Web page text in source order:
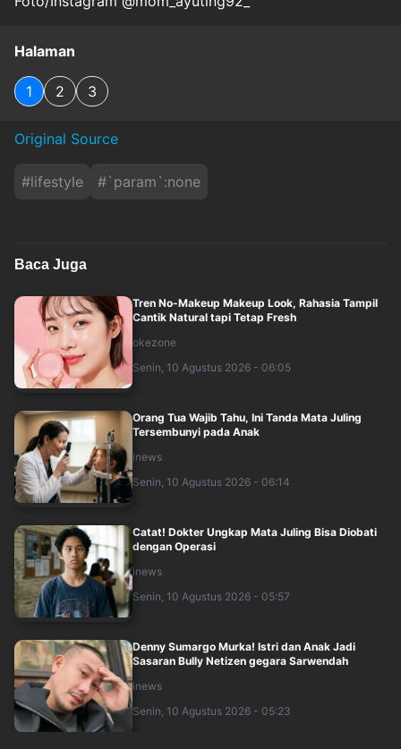
Halaman
1 2 3
Original Source
#lifestyle #`param`:none
Baca Juga
Tren No-Makeup Makeup Look, Rahasia Tampil
Cantik Natural tapi Tetap Fresh
okezone
Senin, 10 Agustus 2026 - 06:05
Orang Tua Wajib Tahu, Ini Tanda Mata Juling
Tersembunyi pada Anak
inews
Senin, 10 Agustus 2026 - 06:14
Catat! Dokter Ungkap Mata Juling Bisa Diobati
dengan Operasi
inews
Senin, 10 Agustus 2026 - 05:57
Denny Sumargo Murka! Istri dan Anak Jadi
Sasaran Bully Netizen gegara Sarwendah
inews
Senin, 10 Agustus 2026 - 05:23